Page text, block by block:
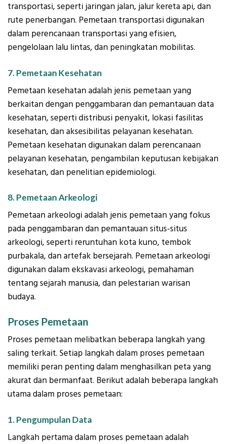
transportasi, seperti jaringan jalan, jalur kereta api, dan
rute penerbangan. Pemetaan transportasi digunakan
dalam perencanaan transportasi yang efisien,
pengelolaan lalu lintas, dan peningkatan mobilitas.
7. Pemetaan Kesehatan
Pemetaan kesehatan adalah jenis pemetaan yang
berkaitan dengan penggambaran dan pemantauan data
kesehatan, seperti distribusi penyakit, lokasi fasilitas
kesehatan, dan aksesibilitas pelayanan kesehatan.
Pemetaan kesehatan digunakan dalam perencanaan
pelayanan kesehatan, pengambilan keputusan kebijakan
kesehatan, dan penelitian epidemiologi.
8. Pemetaan Arkeologi
Pemetaan arkeologi adalah jenis pemetaan yang fokus
pada penggambaran dan pemantauan situs-situs
arkeologi, seperti reruntuhan kota kuno, tembok
purbakala, dan artefak bersejarah. Pemetaan arkeologi
digunakan dalam ekskavasi arkeologi, pemahaman
tentang sejarah manusia, dan pelestarian warisan
budaya.
Proses Pemetaan
Proses pemetaan melibatkan beberapa langkah yang
saling terkait. Setiap langkah dalam proses pemetaan
memiliki peran penting dalam menghasilkan peta yang
akurat dan bermanfaat. Berikut adalah beberapa langkah
utama dalam proses pemetaan:
1. Pengumpulan Data
Langkah pertama dalam proses pemetaan adalah